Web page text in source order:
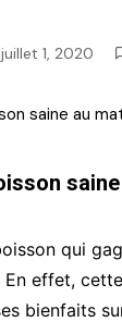
juillet 1, 2020
qui
En effet,
bienfaits